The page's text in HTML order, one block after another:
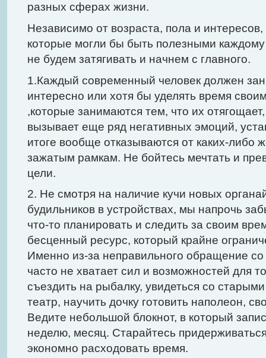
разных сферах жизни.
Независимо от возраста, пола и
которые могли бы быть полезными
не будем затягивать и начнем с главного.
1.Каждый современный человек должен
интересно или хотя бы уделять время
,которые занимаются тем, что их
вызывает еще ряд негативных эмоций,
итоге вообще отказываются от каких-либо
зажатым рамкам. Не бойтесь мечтать и
цели.
2. Не смотря на наличие кучи новых
будильников в устройствах, мы напрочь
что-то планировать и следить за своим
бесценный ресурс, который крайне
Именно из-за неправильного обращение
часто не хватает сил и возможностей для
съездить на рыбалку, увидеться со
театр, научить дочку готовить наполеон,
Ведите небольшой блокнот, в который
неделю, месяц. Старайтесь
экономно расходовать время.